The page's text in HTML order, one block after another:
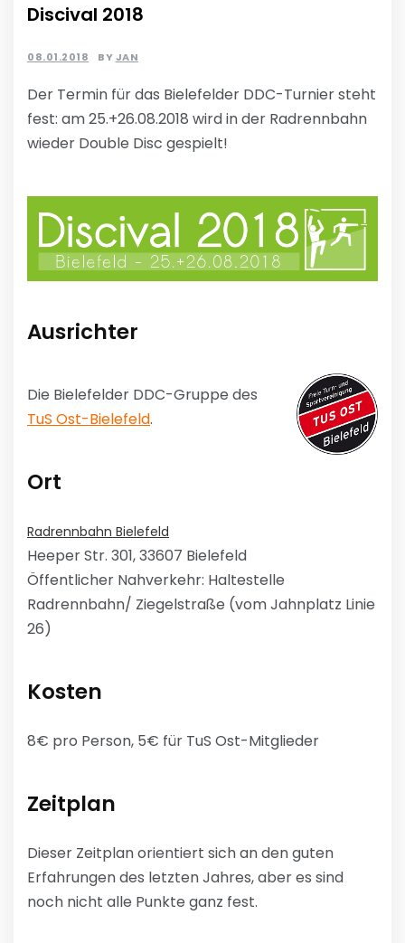
Discival 2018
08.01.2018 BYJAN
Der Termin für das Bielefelder DDC-Turnier steht
fest: am 25.+26.08.2018 wird in der Radrennbahn
wieder Double Disc gespielt!
Ausrichter
Die Bielefelder DDC-Gruppe des
TuS Ost-Bielefeld.
Ort
Radrennbahn Bielefeld
Heeper Str. 301, 33607 Bielefeld
Öffentlicher Nahverkehr: Haltestelle
Radrennbahn/ Ziegelstraße (vom Jahnplatz Linie
26)
Kosten
8€ pro Person, 5€ für TuS Ost-Mitglieder
Zeitplan
Dieser Zeitplan orientiert sich an den guten
Erfahrungen des letzten Jahres, aber es sind
noch nicht alle Punkte ganz fest.